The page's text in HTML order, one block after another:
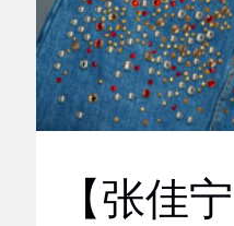
【张佳